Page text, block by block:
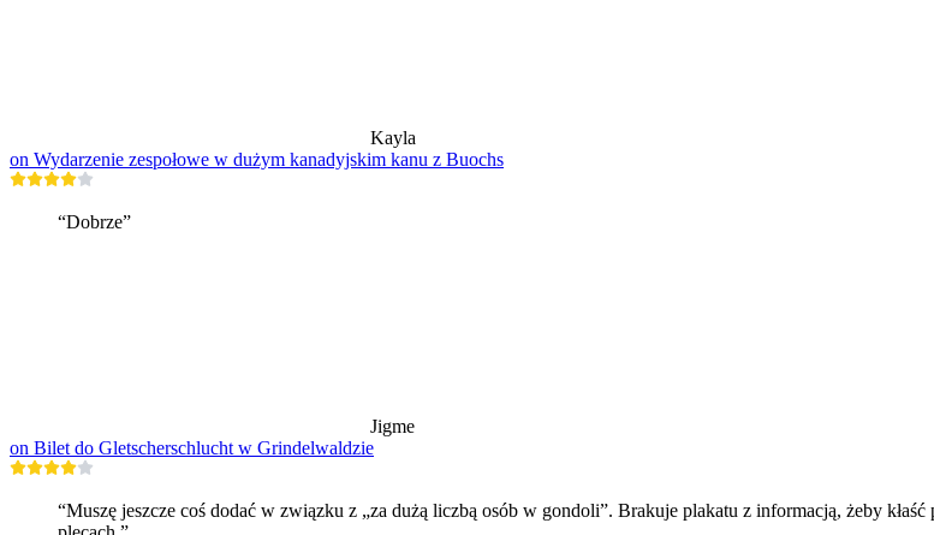
Kayla
on Wydarzenie zespołowe w dużym kanadyjskim kanu z Buochs
“Dobrze”
Jigme
on Bilet do Gletscherschlucht w Grindelwaldzie
“Muszę jeszcze coś dodać w związku z „za dużą liczbą osób w gondoli”. Brakuje plakatu z informacją, żeby